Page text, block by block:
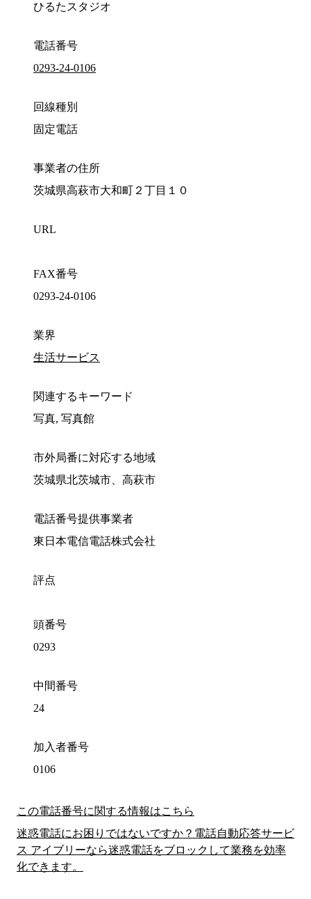
ひるたスタジオ
電話番号
0293-24-0106
回線種別
固定電話
事業者の住所
茨城県高萩市大和町２丁目１０
URL
FAX番号
0293-24-0106
業界
生活サービス
関連するキーワード
写真, 写真館
市外局番に対応する地域
茨城県北茨城市、高萩市
電話番号提供事業者
東日本電信電話株式会社
評点
頭番号
0293
中間番号
24
加入者番号
0106
この電話番号に関する情報はこちら
迷惑電話にお困りではないですか？電話自動応答サービ
ス アイブリーなら迷惑電話をブロックして業務を効率
化できます。